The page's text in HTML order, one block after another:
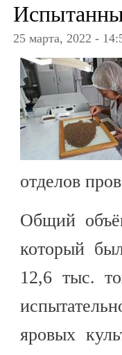
25 марта, 2022 -
отделов
Общий
который
12,6 тыс.
яровых